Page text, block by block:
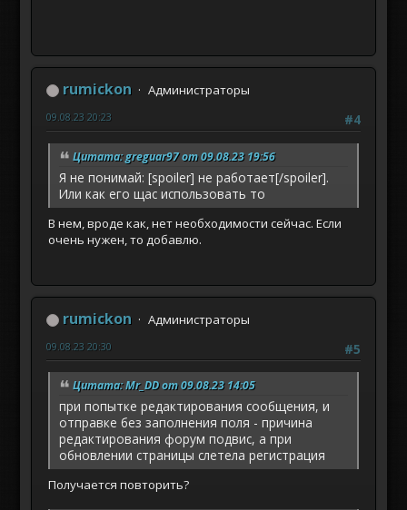
rumickon
Администраторы
#4
09.08.23 20:23
Цитата: greguar97 от 09.08.23 19:56
Я не понимай: [spoiler] не работает[/spoiler].
Или как его щас использовать то
В нем, вроде как, нет необходимости сейчас. Если
очень нужен, то добавлю.
rumickon
Администраторы
#5
09.08.23 20:30
Цитата: Mr_DD от 09.08.23 14:05
при попытке редактирования сообщения, и
отправке без заполнения поля - причина
редактирования форум подвис, а при
обновлении страницы слетела регистрация
Получается повторить?